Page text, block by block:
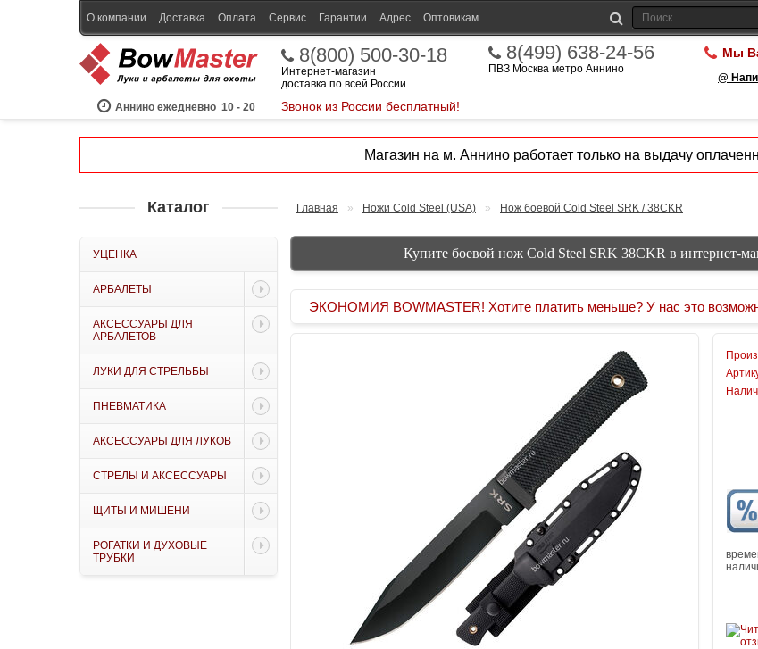
О компании Доставка Оплата Сервис Гарантии Адрес Оптовикам
Аннино ежедневно 10 - 20
8(800) 500-30-18
Интернет-магазин
доставка по всей России
Звонок из России бесплатный!
8(499) 638-24-56
ПВЗ Москва метро Аннино
Мы
@
Магазин на м. Аннино работает только на выдачу
Каталог
УЦЕНКА
АРБАЛЕТЫ
АКСЕССУАРЫ ДЛЯ
АРБАЛЕТОВ
ЛУКИ ДЛЯ СТРЕЛЬБЫ
ПНЕВМАТИКА
АКСЕССУАРЫ ДЛЯ ЛУКОВ
СТРЕЛЫ И АКСЕССУАРЫ
ЩИТЫ И МИШЕНИ
РОГАТКИ И ДУХОВЫЕ
ТРУБКИ
Главная » Ножи Cold Steel (USA) » Нож боевой Cold Steel SRK / 38CKR
Купите боевой нож Cold Steel SRK 38CKR в интернет-
ЭКОНОМИЯ BOWMASTER! Хотите платить меньше? У нас это